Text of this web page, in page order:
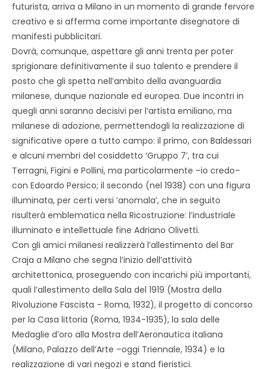
futurista, arriva a Milano in un momento di grande fervore
creativo e si afferma come importante disegnatore di
manifesti pubblicitari.
Dovrà, comunque, aspettare gli anni trenta per poter
sprigionare definitivamente il suo talento e prendere il
posto che gli spetta nell’ambito della avanguardia
milanese, dunque nazionale ed europea. Due incontri in
quegli anni saranno decisivi per l’artista emiliano, ma
milanese di adozione, permettendogli la realizzazione di
significative opere a tutto campo: il primo, con Baldessari
e alcuni membri del cosiddetto ‘Gruppo 7’, tra cui
Terragni, Figini e Pollini, ma particolarmente –io credo–
con Edoardo Persico; il secondo (nel 1938) con una figura
illuminata, per certi versi ‘anomala’, che in seguito
risulterà emblematica nella Ricostruzione: l’industriale
illuminato e intellettuale fine Adriano Olivetti.
Con gli amici milanesi realizzerà l’allestimento del Bar
Craja a Milano che segna l’inizio dell’attività
architettonica, proseguendo con incarichi più importanti,
quali l’allestimento della Sala del 1919 (Mostra della
Rivoluzione Fascista – Roma, 1932), il progetto di concorso
per la Casa littoria (Roma, 1934-1935), la sala delle
Medaglie d’oro alla Mostra dell’Aeronautica italiana
(Milano, Palazzo dell’Arte –oggi Triennale, 1934) e la
realizzazione di vari negozi e stand fieristici.